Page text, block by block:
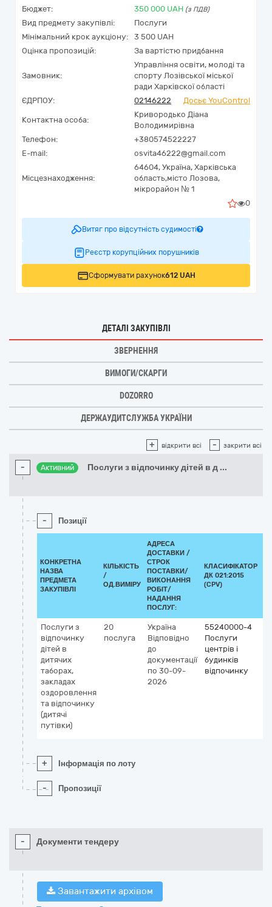
Бюджет: 350 000 UAH (з ПДВ)
Вид предмету закупівлі:
Послуги
Мінімальний крок аукціону:
3 500 UAH
Оцінка пропозицій:
За вартістю придбання
Замовник:
Управління освіти, молоді та
спорту Лозівської міської
ради Харківскої області
ЄДРПОУ:
02146222 Досьє YouControl
Контактна особа:
Кривородько Діана
Володимирівна
Телефон:
+380574522227
E-mail:
osvita46222@gmail.com
Місцезнаходження:
64604, Україна, Харківська
область,місто Лозова,
мікрорайон № 1
0
Витяг про відсутність судимості
Реєстр корупційних порушників
Сформувати рахунок612 UAH
ДЕТАЛІ ЗАКУПІВЛІ
ЗВЕРНЕННЯ
ВИМОГИ/СКАРГИ
DOZORRO
ДЕРЖАУДИТСЛУЖБА УКРАЇНИ
+ відкрити всі - закрити всі
- Активний Послуги з відпочинку дітей в д ...
- Позиції
КОНКРЕТНА
НАЗВА
ПРЕДМЕТА
ЗАКУПІВЛІ
КІЛЬКІСТЬ
/
ОД.ВИМІРУ
АДРЕСА
ДОСТАВКИ /
СТРОК
ПОСТАВКИ/
ВИКОНАННЯ
РОБІТ/
НАДАННЯ
ПОСЛУГ:
КЛАСИФІКАТОР
ДК 021:2015
(CPV)
Послуги з
відпочинку
дітей в
дитячих
таборах,
закладах
оздоровлення
та відпочинку
(дитячі
путівки)
20
послуга
Україна
Відповідно
до
документації
по 30-09-
2026
55240000-4
Послуги
центрів і
будинків
відпочинку
+ Інформація по лоту
- Пропозиції
- Документи тендеру
Завантажити архівом